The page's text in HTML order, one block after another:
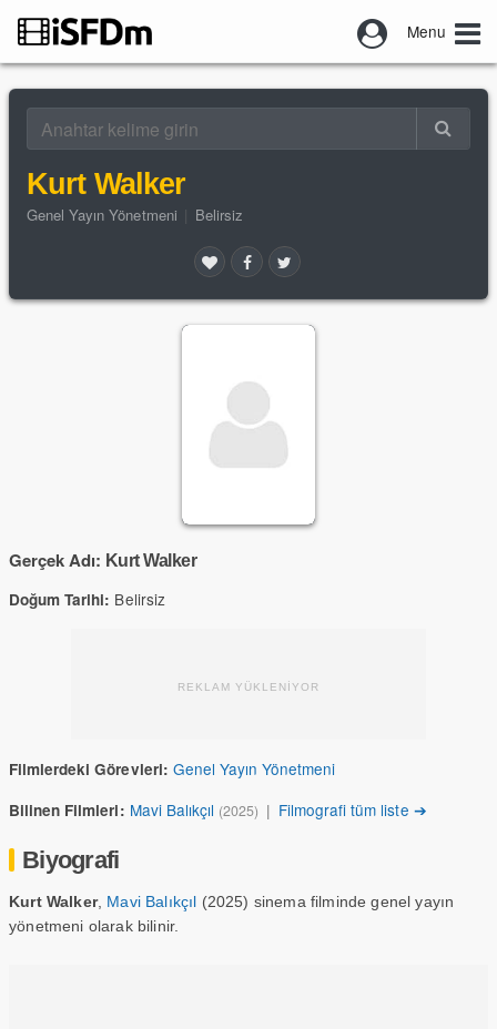
Menu
Kurt Walker
Genel Yayın Yönetmeni Belirsiz
Gerçek Adı: Kurt Walker
Doğum Tarihi: Belirsiz
REKLAM YÜKLENİYOR
Filmlerdeki Görevleri: Genel Yayın Yönetmeni
Bilinen Filmleri: Mavi Balıkçıl (2025) | Filmografi tüm liste ➔
Biyografi
Kurt Walker, Mavi Balıkçıl (2025) sinema filminde genel yayın
yönetmeni olarak bilinir.